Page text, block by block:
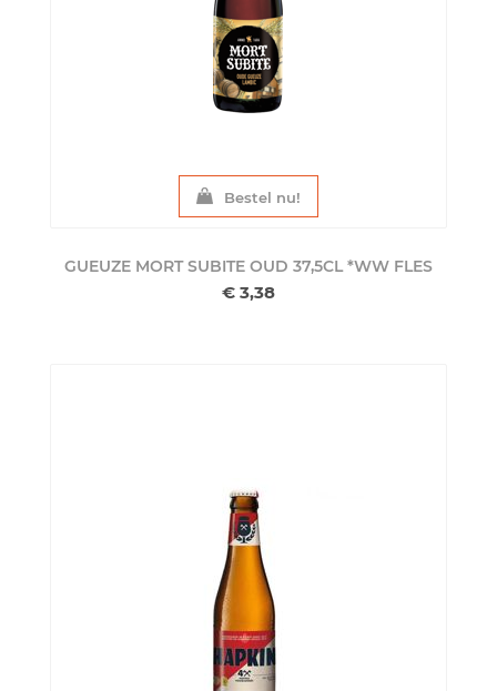
Bestel nu!
GUEUZE MORT SUBITE OUD 37,5CL *WW FLES
€ 3,38